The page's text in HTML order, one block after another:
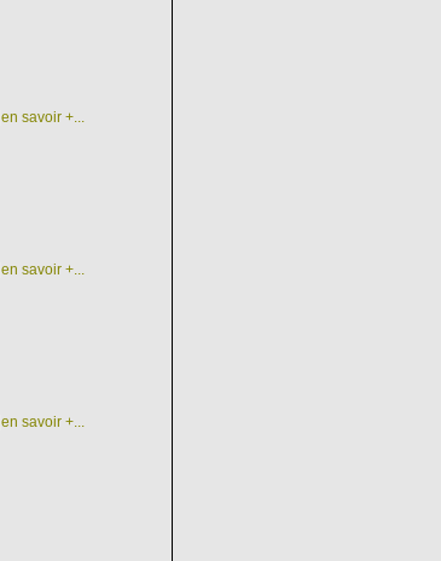
en savoir +...
en savoir +...
en savoir +...